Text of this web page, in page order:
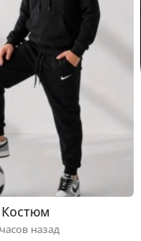
Костюм
назад